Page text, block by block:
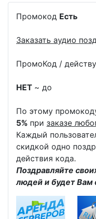
Промокод Есть
Заказать аудио
ПромоКод /
НЕТ ~ до
По этому
5% при заказе
Каждый
скидкой одно
действия кода.
Поздравляйте
людей и будет Вам